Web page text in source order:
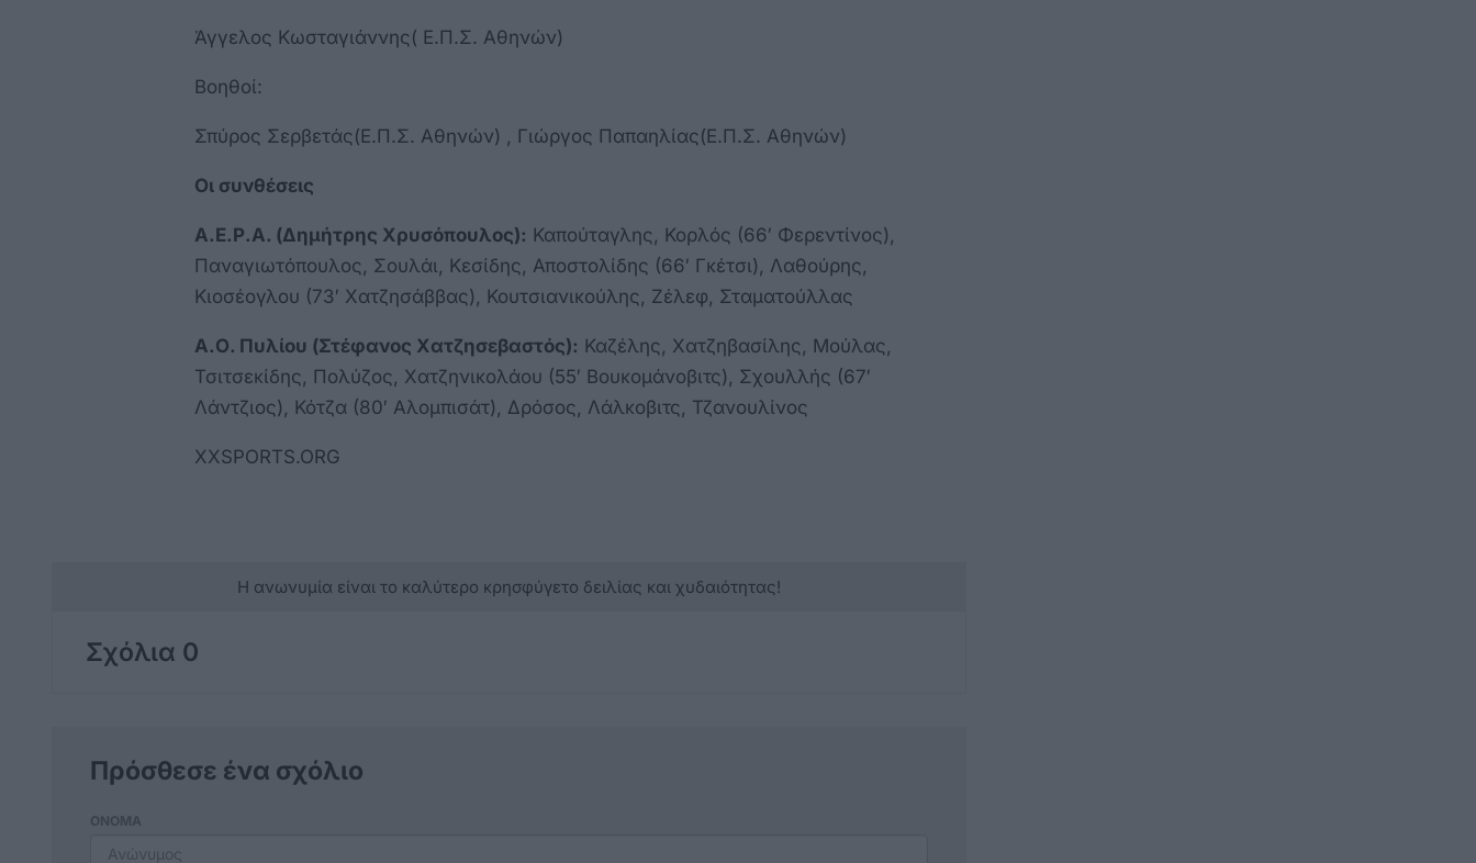
Άγγελος Κωσταγιάννης( Ε.Π.Σ. Αθηνών)
Βοηθοί:
Σπύρος Σερβετάς(Ε.Π.Σ. Αθηνών) , Γιώργος Παπαηλίας(Ε.Π.Σ. Αθηνών)
Οι συνθέσεις
Α.Ε.Ρ.Α. (Δημήτρης Χρυσόπουλος): Καπούταγλης, Κορλός (66′ Φερεντίνος),
Παναγιωτόπουλος, Σουλάι, Κεσίδης, Αποστολίδης (66′ Γκέτσι), Λαθούρης,
Κιοσέογλου (73′ Χατζησάββας), Κουτσιανικούλης, Ζέλεφ, Σταματούλλας
Α.Ο. Πυλίου (Στέφανος Χατζησεβαστός): Καζέλης, Χατζηβασίλης, Μούλας,
Τσιτσεκίδης, Πολύζος, Χατζηνικολάου (55′ Βουκομάνοβιτς), Σχουλλής (67′
Λάντζιος), Κότζα (80′ Αλομπισάτ), Δρόσος, Λάλκοβιτς, Τζανουλίνος
XXSPORTS.ORG
Η ανωνυμία είναι το καλύτερο κρησφύγετο δειλίας και χυδαιότητας!
Σχόλια 0
Πρόσθεσε ένα σχόλιο
ΟΝΟΜΑ